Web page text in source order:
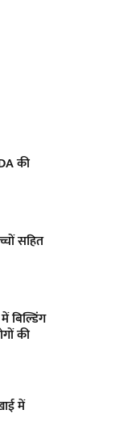
की
सहित
बिल्डिंग
की
में